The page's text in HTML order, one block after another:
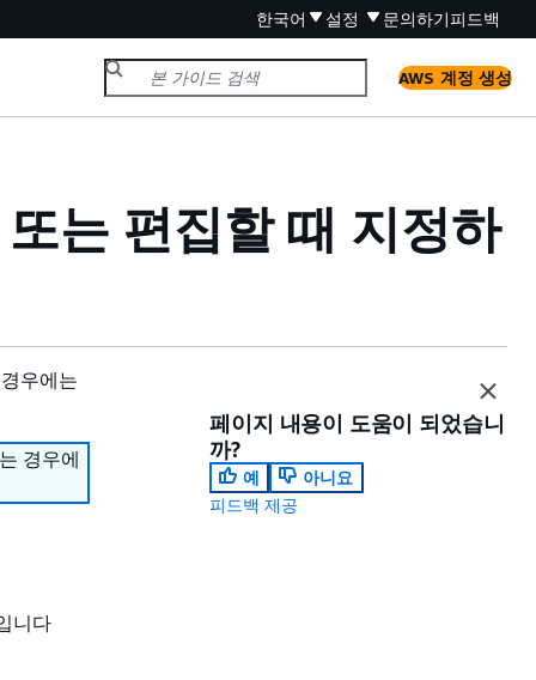
한국어 설정 문의하기피드백
AWS 계정 생성
는 편집할 때 지정하
우에는
경우에
니다
페이지 내용이 도움이 되었습니
까?
예
아니요
피드백 제공